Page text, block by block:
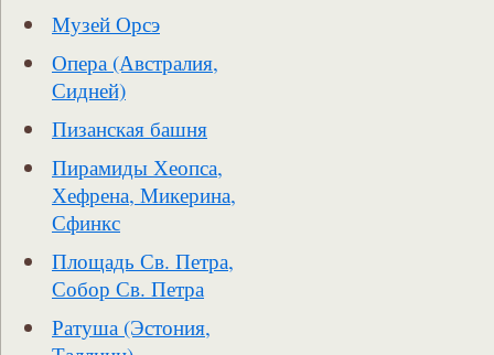
Музей Орсэ
Опера (Австралия,
Сидней)
Пизанская башня
Пирамиды Хеопса,
Хефрена, Микерина,
Сфинкс
Площадь Св. Петра,
Собор Св. Петра
Ратуша (Эстония,